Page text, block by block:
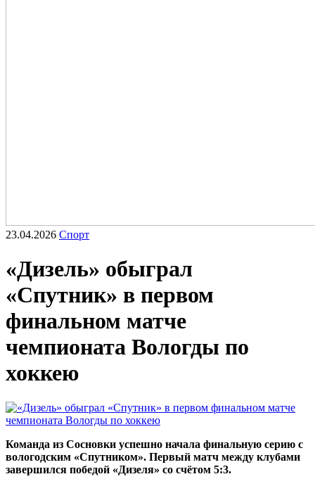
23.04.2026 Спорт
«Дизель» обыграл
«Спутник» в первом
финальном матче
чемпионата Вологды по
хоккею
Команда из Сосновки успешно начала финальную серию с
вологодским «Спутником». Первый матч между клубами
завершился победой «Дизеля» со счётом 5:3.